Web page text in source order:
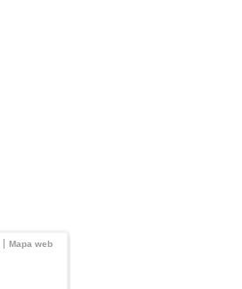
Mapa web